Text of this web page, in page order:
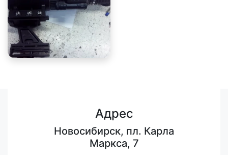
Адрес
Новосибирск, пл. Карла
Маркса, 7